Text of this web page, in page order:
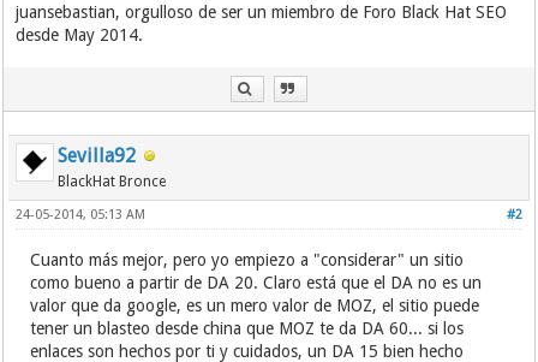
juansebastian, orgulloso de ser un miembro de Foro Black Hat SEO
desde May 2014.
Sevilla92
BlackHat Bronce
#2
24-05-2014, 05:13 AM
Cuanto más mejor, pero yo empiezo a "considerar" un sitio
como bueno a partir de DA 20. Claro está que el DA no es un
valor que da google, es un mero valor de MOZ, el sitio puede
tener un blasteo desde china que MOZ te da DA 60... si los
enlaces son hechos por ti y cuidados, un DA 15 bien hecho